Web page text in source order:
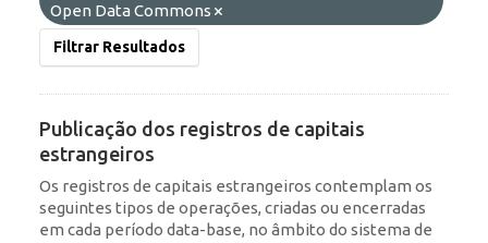
Open Data Commons
Filtrar Resultados
Publicação dos registros de capitais
estrangeiros
Os registros de capitais estrangeiros contemplam os
seguintes tipos de operações, criadas ou encerradas
em cada período data-base, no âmbito do sistema de